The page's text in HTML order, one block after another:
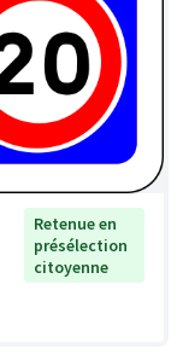
Retenue en
présélection
citoyenne